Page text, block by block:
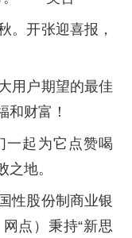
。开张迎喜报，
用户期望的最佳
和财富！
一起为它点赞喝
地。
性股份制商业银
点）秉持“新思